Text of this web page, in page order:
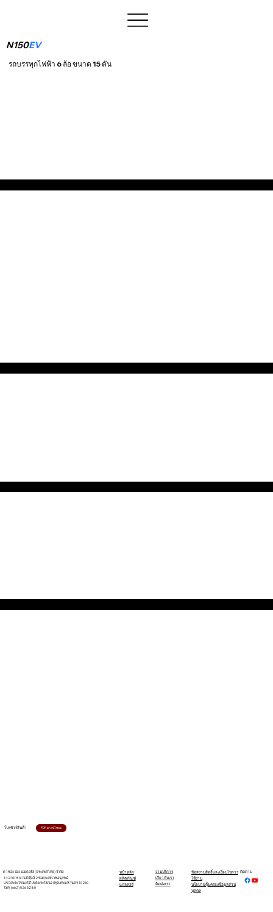
N150EV
รถบรรทุกไฟฟ้า 6 ล้อ ขนาด 15 ตัน
โบรชัวร์สินค้า PDF ดาวน์โหลด
ดา ชอง ฮอง มอเตอร์ส (ประเทศไทย) จำกัด
14 อาคาร นานมีบุ๊คส์ 2 ซอย พงษ์เวชอนุสรณ์
แขวงพระโขนงใต้ เขตพระโขนง กรุงเทพมหานคร 10260
โทร. (662) 026 5280
หน้าหลัก
ผลิตภัณฑ์
แกลลอรี่
งานบริการ
เกี่ยวกับเรา
ติดต่อเรา
ข้อสงวนสิทธิ์และเงื่อนไขการ
ใช้งาน
นโยบายคุ้มครองข้อมูลส่วน
บุคคล
ติดตาม